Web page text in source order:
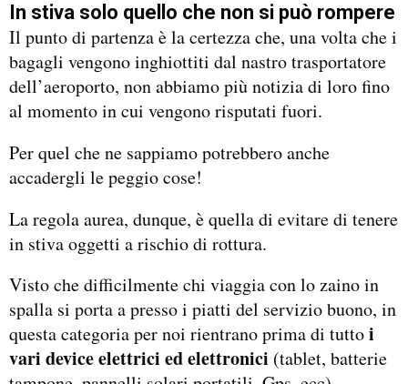
In stiva solo quello che non si può rompere
Il punto di partenza è la certezza che, una volta che i
bagagli vengono inghiottiti dal nastro trasportatore
dell’aeroporto, non abbiamo più notizia di loro fino
al momento in cui vengono risputati fuori.
Per quel che ne sappiamo potrebbero anche
accadergli le peggio cose!
La regola aurea, dunque, è quella di evitare di tenere
in stiva oggetti a rischio di rottura.
Visto che difficilmente chi viaggia con lo zaino in
spalla si porta a presso i piatti del servizio buono, in
questa categoria per noi rientrano prima di tuttoi
vari device elettrici ed elettronici (tablet, batterie